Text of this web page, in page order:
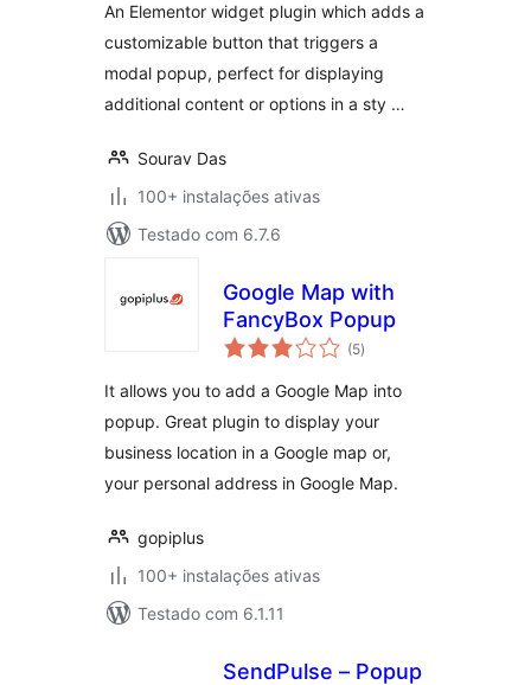
An Elementor widget plugin which adds a
customizable button that triggers a
modal popup, perfect for displaying
additional content or options in a sty …
Sourav Das
100+ instalações ativas
Testado com 6.7.6
Google Map with
FancyBox Popup
(5avaliações
totais
)
It allows you to add a Google Map into
popup. Great plugin to display your
business location in a Google map or,
your personal address in Google Map.
gopiplus
100+ instalações ativas
Testado com 6.1.11
SendPulse – Popup